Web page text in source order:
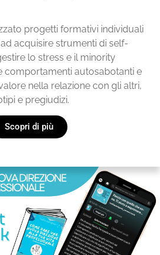
progetti formativi individuali
acquisire strumenti di self-
lo stress e il minority
comportamenti autosabotanti e
nella relazione con gli altri,
e pregiudizi.
Scopri di più